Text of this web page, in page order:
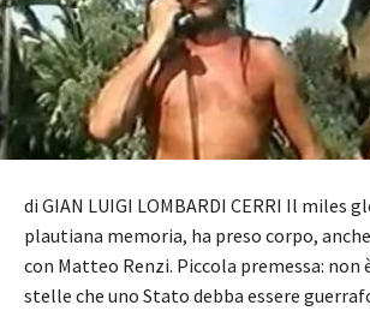
di GIAN LUIGI LOMBARDI CERRI Il miles
plautiana memoria, ha preso corpo,
con Matteo Renzi. Piccola premessa:
stelle che uno Stato debba essere